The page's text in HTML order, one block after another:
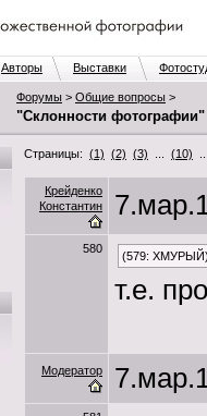
Авторы Выставки
Форумы > Общие вопросы >
"Склонности фотографии"
Страницы: (1) (2) (3) (10)
Крейденко
Константин
580
(579:
т.е.
Модератор